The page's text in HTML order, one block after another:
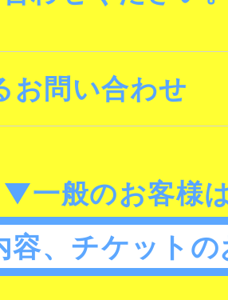
お問い合わせ
▼一般のお客様
容、チケット